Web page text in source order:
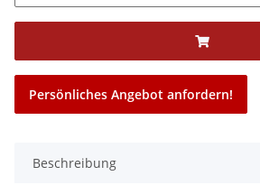
Persönliches Angebot anfordern!
Beschreibung